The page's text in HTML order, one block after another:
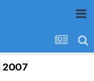
2007